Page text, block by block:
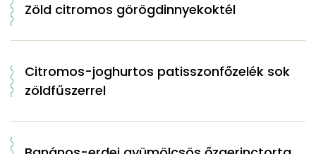
Zöld citromos görögdinnyekoktél
Citromos-joghurtos patisszonfőzelék sok
zöldfűszerrel